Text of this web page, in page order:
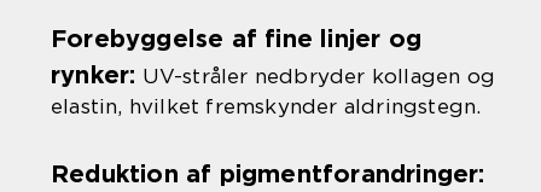
Forebyggelse af fine linjer og
rynker: UV-stråler nedbryder kollagen og
elastin, hvilket fremskynder aldringstegn.
Reduktion af pigmentforandringer: